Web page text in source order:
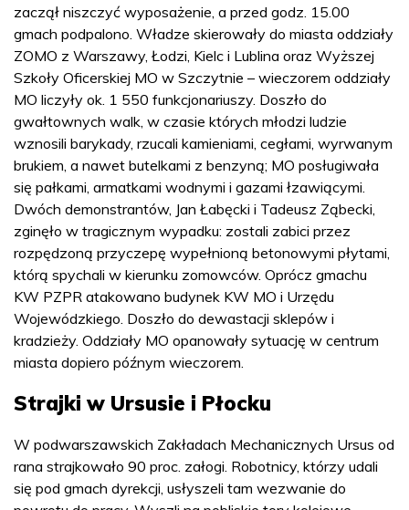
zaczął niszczyć wyposażenie, a przed godz. 15.00
gmach podpalono. Władze skierowały do miasta oddziały
ZOMO z Warszawy, Łodzi, Kielc i Lublina oraz Wyższej
Szkoły Oficerskiej MO w Szczytnie – wieczorem oddziały
MO liczyły ok. 1 550 funkcjonariuszy. Doszło do
gwałtownych walk, w czasie których młodzi ludzie
wznosili barykady, rzucali kamieniami, cegłami, wyrwanym
brukiem, a nawet butelkami z benzyną; MO posługiwała
się pałkami, armatkami wodnymi i gazami łzawiącymi.
Dwóch demonstrantów, Jan Łabęcki i Tadeusz Ząbecki,
zginęło w tragicznym wypadku: zostali zabici przez
rozpędzoną przyczepę wypełnioną betonowymi płytami,
którą spychali w kierunku zomowców. Oprócz gmachu
KW PZPR atakowano budynek KW MO i Urzędu
Wojewódzkiego. Doszło do dewastacji sklepów i
kradzieży. Oddziały MO opanowały sytuację w centrum
miasta dopiero późnym wieczorem.
Strajki w Ursusie i Płocku
W podwarszawskich Zakładach Mechanicznych Ursus od
rana strajkowało 90 proc. załogi. Robotnicy, którzy udali
się pod gmach dyrekcji, usłyszeli tam wezwanie do